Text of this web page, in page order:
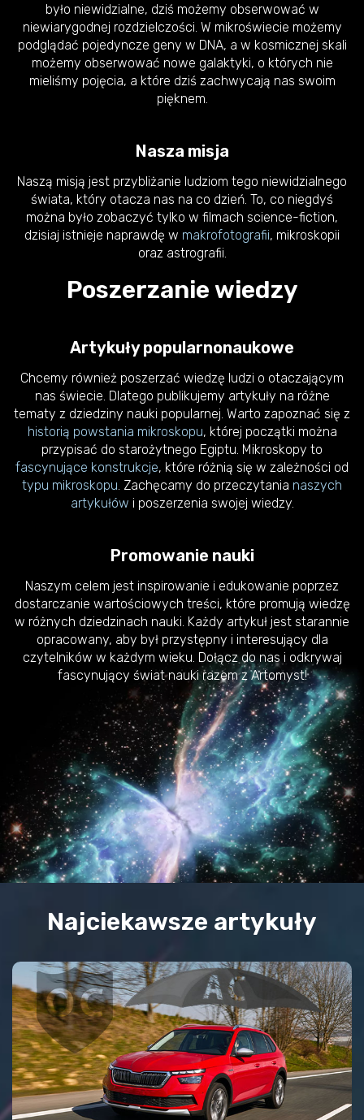
było niewidzialne, dziś możemy obserwować w
niewiarygodnej rozdzielczości. W mikroświecie możemy
podglądać pojedyncze geny w DNA, a w kosmicznej skali
możemy obserwować nowe galaktyki, o których nie
mieliśmy pojęcia, a które dziś zachwycają nas swoim
pięknem.
Nasza misja
Naszą misją jest przybliżanie ludziom tego niewidzialnego
świata, który otacza nas na co dzień. To, co niegdyś
można było zobaczyć tylko w filmach science-fiction,
dzisiaj istnieje naprawdę w makrofotografii, mikroskopii
oraz astrografii.
Poszerzanie wiedzy
Artykuły popularnonaukowe
Chcemy również poszerzać wiedzę ludzi o otaczającym
nas świecie. Dlatego publikujemy artykuły na różne
tematy z dziedziny nauki popularnej. Warto zapoznać się z
historią powstania mikroskopu, której początki można
przypisać do starożytnego Egiptu. Mikroskopy to
fascynujące konstrukcje, które różnią się w zależności od
typu mikroskopu . Zachęcamy do przeczytania naszych
artykułów i poszerzenia swojej wiedzy.
Promowanie nauki
Naszym celem jest inspirowanie i edukowanie poprzez
dostarczanie wartościowych treści, które promują wiedzę
w różnych dziedzinach nauki. Każdy artykuł jest starannie
opracowany, aby był przystępny i interesujący dla
czytelników w każdym wieku. Dołącz do nas i odkrywaj
fascynujący świat nauki razem z Artomyst!
Najciekawsze artykuły